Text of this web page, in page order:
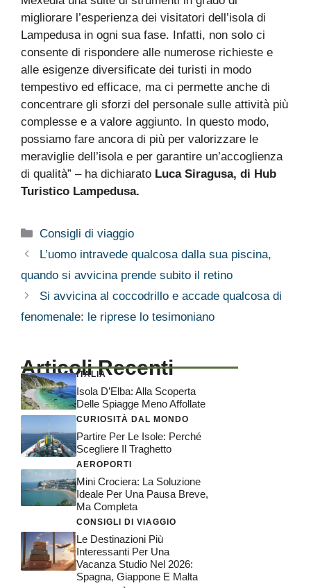
migliorare l’esperienza dei visitatori dell’isola di
Lampedusa in ogni sua fase. Infatti, non solo ci
consente di rispondere alle numerose richieste e
alle esigenze diversificate dei turisti in modo
tempestivo ed efficace, ma ci permette anche di
concentrare gli sforzi del personale sulle attività più
complesse e a valore aggiunto. In questo modo,
possiamo fare ancora di più per valorizzare le
meraviglie dell’isola e per garantire un’accoglienza
di qualità” – ha dichiarato Luca Siragusa, di Hub
Turistico Lampedusa.
Categorie
Consigli di viaggio
L’uomo intravede qualcosa dalla sua piscina,
quando si avvicina prende subito il retino
Si avvicina al coccodrillo e accade qualcosa di
fenomenale: le riprese lo tesimoniano
Articoli Recenti
ITALIA
Isola D’Elba: Alla Scoperta
Delle Spiagge Meno Affollate
CURIOSITÀ DAL MONDO
Partire Per Le Isole: Perché
Scegliere Il Traghetto
AEROPORTI
Mini Crociera: La Soluzione
Ideale Per Una Pausa Breve,
Ma Completa
CONSIGLI DI VIAGGIO
Le Destinazioni Più
Interessanti Per Una
Vacanza Studio Nel 2026:
Spagna, Giappone E Malta